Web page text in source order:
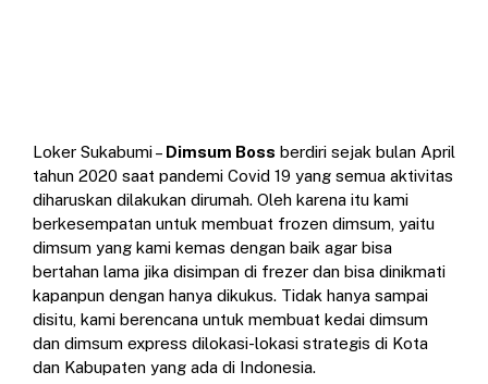
Loker Sukabumi – Dimsum Boss berdiri sejak bulan April
tahun 2020 saat pandemi Covid 19 yang semua aktivitas
diharuskan dilakukan dirumah. Oleh karena itu kami
berkesempatan untuk membuat frozen dimsum, yaitu
dimsum yang kami kemas dengan baik agar bisa
bertahan lama jika disimpan di frezer dan bisa dinikmati
kapanpun dengan hanya dikukus. Tidak hanya sampai
disitu, kami berencana untuk membuat kedai dimsum
dan dimsum express dilokasi-lokasi strategis di Kota
dan Kabupaten yang ada di Indonesia.